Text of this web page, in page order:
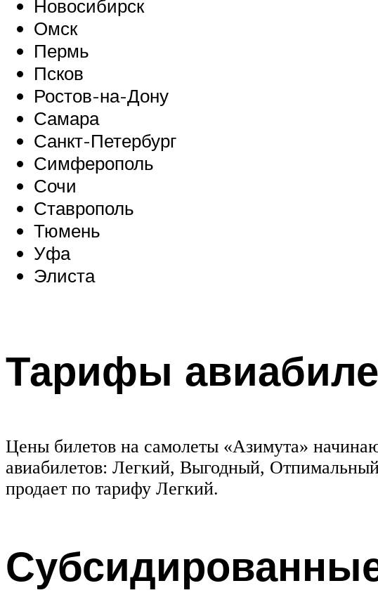
Новосибирск
Омск
Пермь
Псков
Ростов-на-Дону
Самара
Санкт-Петербург
Симферополь
Сочи
Ставрополь
Тюмень
Уфа
Элиста
Тарифы
Цены билетов на самолеты «Азимута»
авиабилетов: Легкий, Выгодный,
продает по тарифу Легкий.